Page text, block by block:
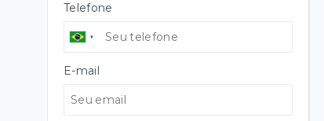
Telefone
E-mail